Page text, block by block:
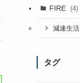
FIRE (4)
減速生活
タグ